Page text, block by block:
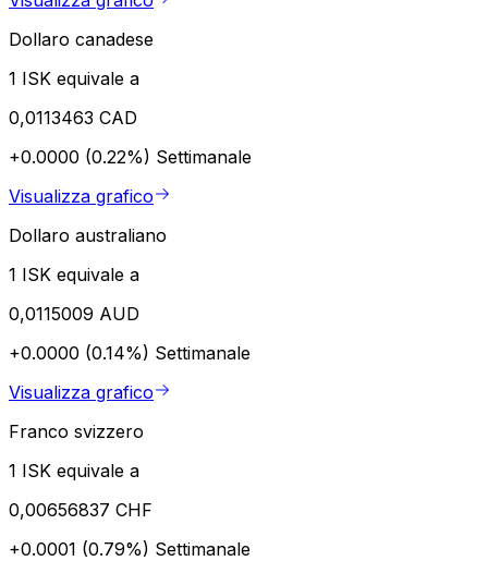
Dollaro canadese
1 ISK equivale a
0,0113463 CAD
+0.0000 (0.22%) Settimanale
Visualizza grafico
Dollaro australiano
1 ISK equivale a
0,0115009 AUD
+0.0000 (0.14%) Settimanale
Visualizza grafico
Franco svizzero
1 ISK equivale a
0,00656837 CHF
+0.0001 (0.79%) Settimanale